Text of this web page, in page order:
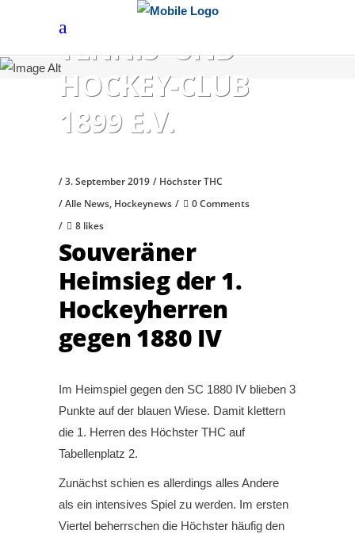
HÖCHSTER
TENNIS- UND
HOCKEY-CLUB
1899 E.V.
3. September 2019
Höchster THC
Alle News, Hockeynews
0 Comments
8 likes
Souveräner
Heimsieg der 1.
Hockeyherren
gegen 1880 IV
Im Heimspiel gegen den SC 1880 IV blieben 3
Punkte auf der blauen Wiese. Damit klettern
die 1. Herren des Höchster THC auf
Tabellenplatz 2.
Zunächst schien es allerdings alles Andere
als ein intensives Spiel zu werden. Im ersten
Viertel beherrschen die Höchster häufig den